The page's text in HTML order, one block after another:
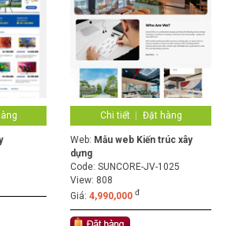
Chi tiết Đặt hàng
Web: Mẫu web Kiến trúc xây
dựng
Code: SUNCORE-JV-1025
View: 808
Giá: 4,990,000 đ